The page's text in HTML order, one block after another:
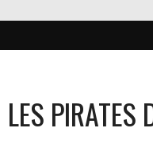
LES PIRATES